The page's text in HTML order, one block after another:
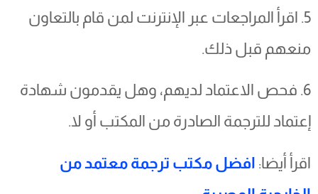
5. اقرأ المراجعات عبر الإنترنت لمن قام بالتعاون
منعهم قبل ذلك.
6. فحص الاعتماد لديهم، وهل يقدمون شهادة
إعتماد للترجمة الصادرة من المكتب أو لا.
اقرأ أيضا:افضل مكتب ترجمة معتمد من